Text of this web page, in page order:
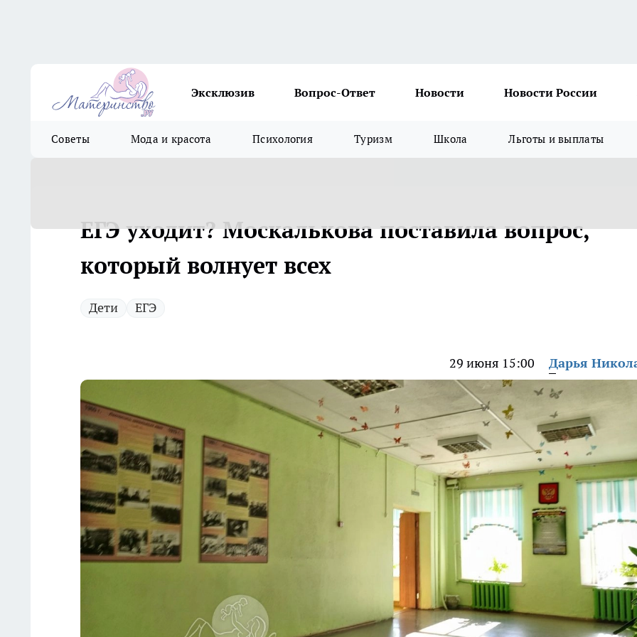
Эксклюзив Вопрос-Ответ Новости Новости России
Советы Мода и красота Психология Туризм Школа Льготы и выплаты
ЕГЭ уходит? Москалькова поставила вопрос,
который волнует всех
Дети ЕГЭ
29 июня 15:00 Дарья